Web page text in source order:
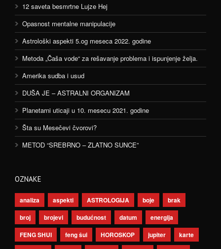
12 saveta besmrtne Lujze Hej
Opasnost mentalne manipulacije
Astrološki aspekti 5.og meseca 2022. godine
Metoda „Čaša vode“ za rešavanje problema i ispunjenje želja.
Amerika sudba i usud
DUŠA JE – ASTRALNI ORGANIZAM
Planetarni uticaji u 10. mesecu 2021. godine
Šta su Mesečevi čvorovi?
METOD “SREBRNO – ZLATNO SUNCE”
OZNAKE
analiza aspekti ASTROLOGIJA boje
brak
broj
brojevi budućnost datum
energija
FENG SHUI
feng šui HOROSKOP jupiter
karte